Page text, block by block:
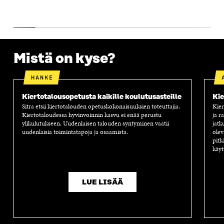
Mistä on kyse?
HANKE
Kiertotalousopetusta kaikille koulutusasteille
Sitra etsii kiertotalouden opetuskokonaisuuksien toteuttajia.
Kiertotaloudessa hyvinvoinnin kasvu ei enää perustu
ylikulutukseen. Uudenlaisen talouden syntyminen vaatii
uudenlaisia toimintatapoja ja osaamista.
LUE LISÄÄ
ja